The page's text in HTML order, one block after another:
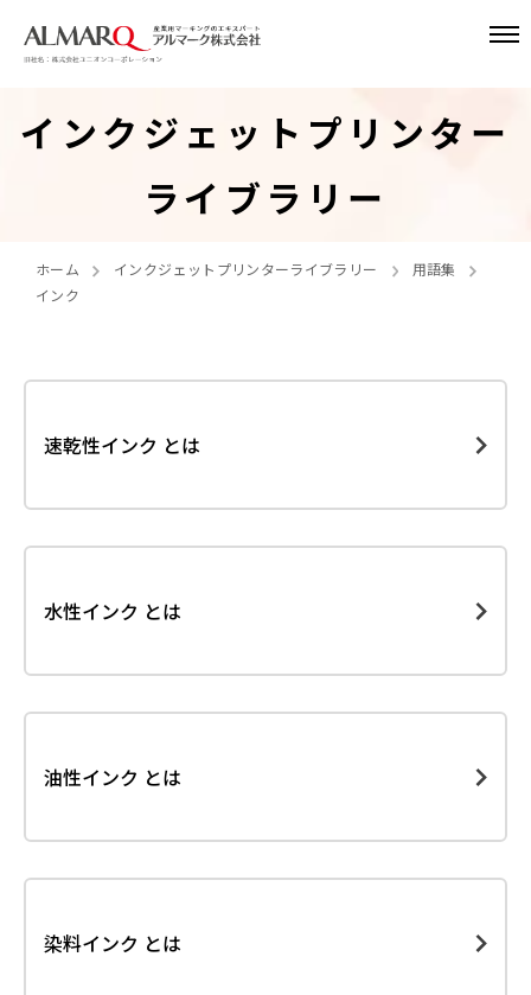
インクジェットプリンター
ライブラリー
ホーム インクジェットプリンターライブラリー
用語集
インク
速乾性インク とは
水性インク とは
油性インク とは
染料インク とは